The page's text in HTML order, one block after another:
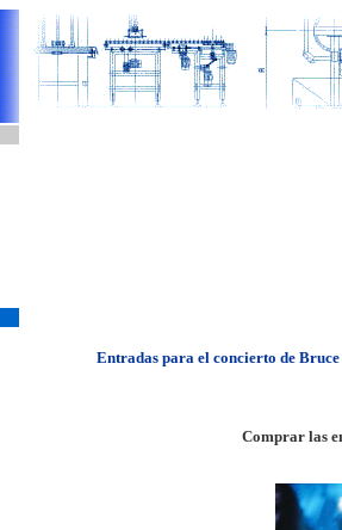
Entradas para el concierto de Bruce
Comprar las